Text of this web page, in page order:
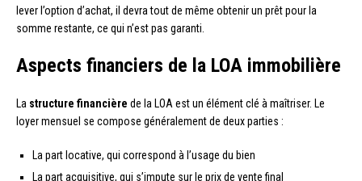
lever l’option d’achat, il devra tout de même obtenir un prêt pour la
somme restante, ce qui n’est pas garanti.
Aspects financiers de la LOA immobilière
La structure financière de la LOA est un élément clé à maîtriser. Le
loyer mensuel se compose généralement de deux parties :
La part locative, qui correspond à l’usage du bien
La part acquisitive, qui s’impute sur le prix de vente final